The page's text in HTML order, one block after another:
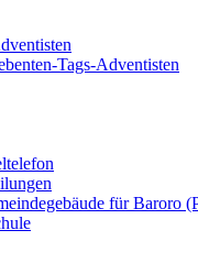
Tags-Adventisten
für Baroro